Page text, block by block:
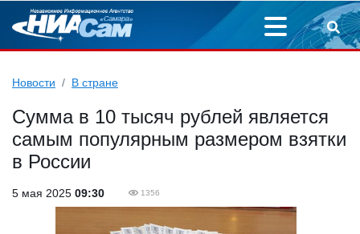
Новости В стране
Сумма в 10 тысяч рублей является
самым популярным размером взятки
в России
5 мая 2025 09:30 1356